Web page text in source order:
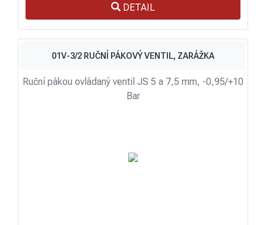
DETAIL
01V-3/2 RUČNÍ PÁKOVÝ VENTIL, ZARÁŽKA
Ruční pákou ovládaný ventil JS 5 a 7,5 mm, -0,95/+10
Bar